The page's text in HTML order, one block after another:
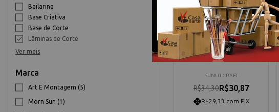
Bailarina
Base Criativa
Base de Corte
Lâminas de Corte
Ver mais
Marca
Art E Montagem (5)
Morn Sun (1)
Faca de Corte Sunlit Flor
SUNLIT CRAFT
R$34,30R$30,87
R$29,33 com PIX